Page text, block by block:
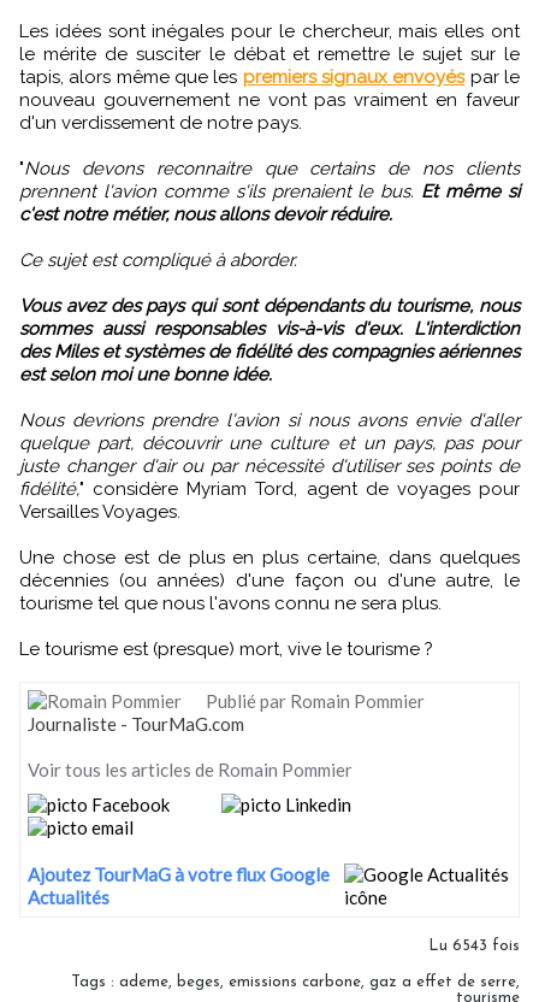
Les idées sont inégales pour le chercheur, mais elles ont
le mérite de susciter le débat et remettre le sujet sur le
tapis, alors même que les premiers signaux envoyéspar le
nouveau gouvernement ne vont pas vraiment en faveur
d'un verdissement de notre pays.
"Nous devons reconnaitre que certains de nos clients
prennent l'avion comme s'ils prenaient le bus. Et même si
c'est notre métier, nous allons devoir réduire.
Ce sujet est compliqué à aborder.
Vous avez des pays qui sont dépendants du tourisme, nous
sommes aussi responsables vis-à-vis d'eux. L'interdiction
des Miles et systèmes de fidélité des compagnies aériennes
est selon moi une bonne idée.
Nous devrions prendre l'avion si nous avons envie d'aller
quelque part, découvrir une culture et un pays, pas pour
juste changer d'air ou par nécessité d'utiliser ses points de
fidélité," considère Myriam Tord, agent de voyages pour
Versailles Voyages.
Une chose est de plus en plus certaine, dans quelques
décennies (ou années) d'une façon ou d'une autre, le
tourisme tel que nous l'avons connu ne sera plus.
Le tourisme est (presque) mort, vive le tourisme ?
Publié par Romain Pommier
Journaliste - TourMaG.com
Voir tous les articles de Romain Pommier
Ajoutez TourMaG à votre flux Google
Actualités
Lu 6543 fois
Tags : ademe, beges, emissions carbone, gaz a effet de serre,
tourisme